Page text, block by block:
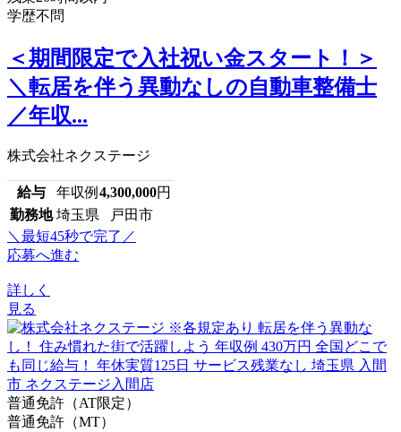
学歴不問
＜期間限定で入社祝い金スタート！＞
＼転居を伴う異動なしの自動車整備士
／年収...
株式会社ネクステージ
給与 年収例 4,300,000円
勤務地 埼玉県 戸田市
＼最短45秒で完了／
応募へ進む
詳しく
見る
普通免許（AT限定）
普通免許（MT）